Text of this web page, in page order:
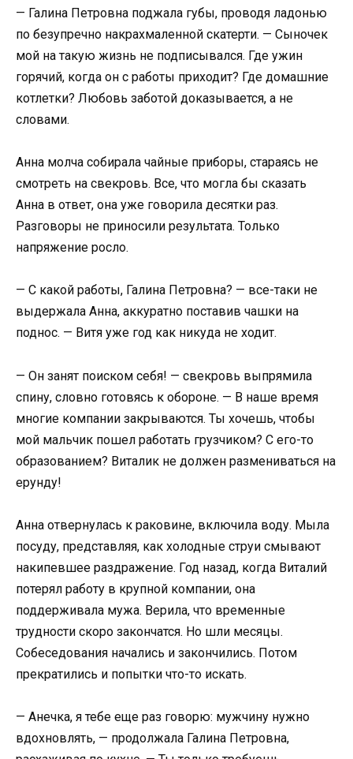
— Галина Петровна поджала губы, проводя ладонью
по безупречно накрахмаленной скатерти. — Сыночек
мой на такую жизнь не подписывался. Где ужин
горячий, когда он с работы приходит? Где домашние
котлетки? Любовь заботой доказывается, а не
словами.
Анна молча собирала чайные приборы, стараясь не
смотреть на свекровь. Все, что могла бы сказать
Анна в ответ, она уже говорила десятки раз.
Разговоры не приносили результата. Только
напряжение росло.
— С какой работы, Галина Петровна? — все-таки не
выдержала Анна, аккуратно поставив чашки на
поднос. — Витя уже год как никуда не ходит.
— Он занят поиском себя! — свекровь выпрямила
спину, словно готовясь к обороне. — В наше время
многие компании закрываются. Ты хочешь, чтобы
мой мальчик пошел работать грузчиком? С его-то
образованием? Виталик не должен размениваться на
ерунду!
Анна отвернулась к раковине, включила воду. Мыла
посуду, представляя, как холодные струи смывают
накипевшее раздражение. Год назад, когда Виталий
потерял работу в крупной компании, она
поддерживала мужа. Верила, что временные
трудности скоро закончатся. Но шли месяцы.
Собеседования начались и закончились. Потом
прекратились и попытки что-то искать.
— Анечка, я тебе еще раз говорю: мужчину нужно
вдохновлять, — продолжала Галина Петровна,